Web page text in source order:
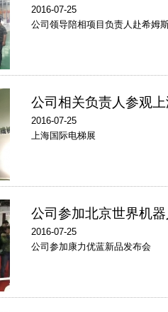
2016-07-25
公司领导陪相项目负责人赴希姆
公司相关负责人参观
2016-07-25
上海国际电梯展
公司参加北京世界机
2016-07-25
公司参加康力优蓝新品发布会